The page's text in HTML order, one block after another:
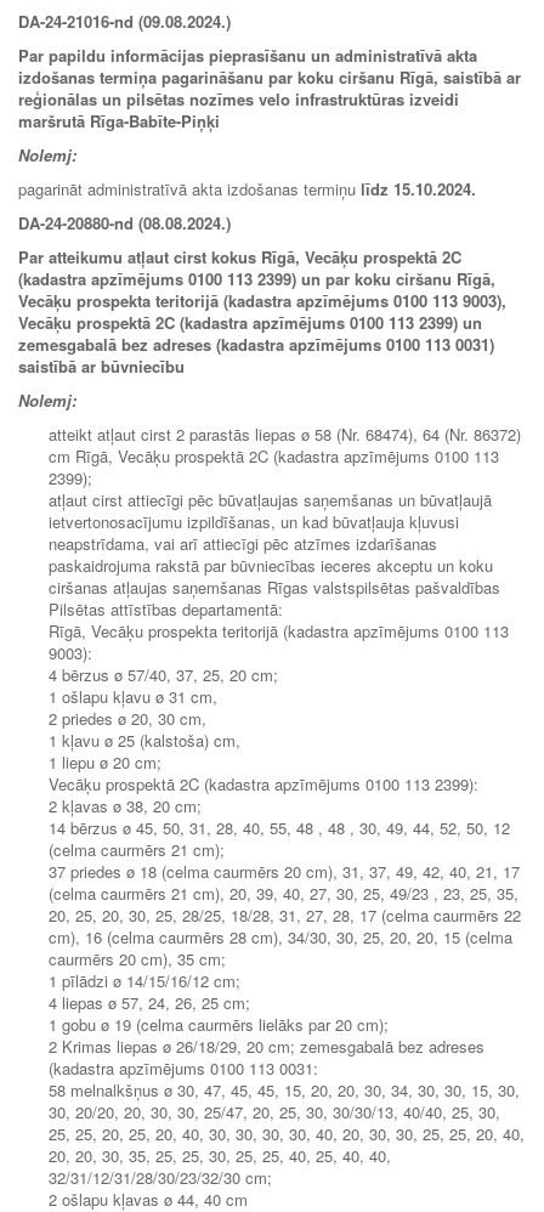
DA-24-21016-nd (09.08.2024.)
Par papildu informācijas pieprasīšanu un administratīvā akta
izdošanas termiņa pagarināšanu par koku ciršanu Rīgā, saistībā ar
reģionālas un pilsētas nozīmes velo infrastruktūras izveidi
maršrutā Rīga-Babīte-Piņķi
Nolemj:
pagarināt administratīvā akta izdošanas termiņu līdz 15.10.2024.
DA-24-20880-nd (08.08.2024.)
Par atteikumu atļaut cirst kokus Rīgā, Vecāķu prospektā 2C
(kadastra apzīmējums 0100 113 2399) un par koku ciršanu Rīgā,
Vecāķu prospekta teritorijā (kadastra apzīmējums 0100 113 9003),
Vecāķu prospektā 2C (kadastra apzīmējums 0100 113 2399) un
zemesgabalā bez adreses (kadastra apzīmējums 0100 113 0031)
saistībā ar būvniecību
Nolemj:
atteikt atļaut cirst 2 parastās liepas ø 58 (Nr. 68474), 64 (Nr. 86372)
cm Rīgā, Vecāķu prospektā 2C (kadastra apzīmējums 0100 113
2399);
atļaut cirst attiecīgi pēc būvatļaujas saņemšanas un būvatļaujā
ietvertonosacījumu izpildīšanas, un kad būvatļauja kļuvusi
neapstrīdama, vai arī attiecīgi pēc atzīmes izdarīšanas
paskaidrojuma rakstā par būvniecības ieceres akceptu un koku
ciršanas atļaujas saņemšanas Rīgas valstspilsētas pašvaldības
Pilsētas attīstības departamentā:
Rīgā, Vecāķu prospekta teritorijā (kadastra apzīmējums 0100 113
9003):
4 bērzus ø 57/40, 37, 25, 20 cm;
1 ošlapu kļavu ø 31 cm,
2 priedes ø 20, 30 cm,
1 kļavu ø 25 (kalstoša) cm,
1 liepu ø 20 cm;
Vecāķu prospektā 2C (kadastra apzīmējums 0100 113 2399):
2 kļavas ø 38, 20 cm;
14 bērzus ø 45, 50, 31, 28, 40, 55, 48 , 48 , 30, 49, 44, 52, 50, 12
(celma caurmērs 21 cm);
37 priedes ø 18 (celma caurmērs 20 cm), 31, 37, 49, 42, 40, 21, 17
(celma caurmērs 21 cm), 20, 39, 40, 27, 30, 25, 49/23 , 23, 25, 35,
20, 25, 20, 30, 25, 28/25, 18/28, 31, 27, 28, 17 (celma caurmērs 22
cm), 16 (celma caurmērs 28 cm), 34/30, 30, 25, 20, 20, 15 (celma
caurmērs 20 cm), 35 cm;
1 pīlādzi ø 14/15/16/12 cm;
4 liepas ø 57, 24, 26, 25 cm;
1 gobu ø 19 (celma caurmērs lielāks par 20 cm);
2 Krimas liepas ø 26/18/29, 20 cm; zemesgabalā bez adreses
(kadastra apzīmējums 0100 113 0031:
58 melnalkšņus ø 30, 47, 45, 45, 15, 20, 20, 30, 34, 30, 30, 15, 30,
30, 20/20, 20, 30, 30, 25/47, 20, 25, 30, 30/30/13, 40/40, 25, 30,
25, 25, 20, 25, 20, 40, 30, 30, 30, 30, 40, 20, 30, 30, 25, 25, 20, 40,
20, 20, 30, 35, 25, 25, 30, 25, 25, 40, 25, 40, 40,
32/31/12/31/28/30/23/32/30 cm;
2 ošlapu kļavas ø 44, 40 cm